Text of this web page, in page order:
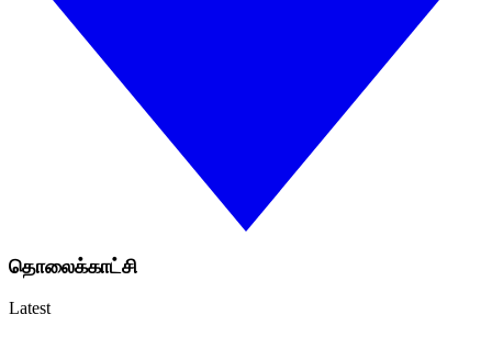
தொலைக்காட்சி
Latest